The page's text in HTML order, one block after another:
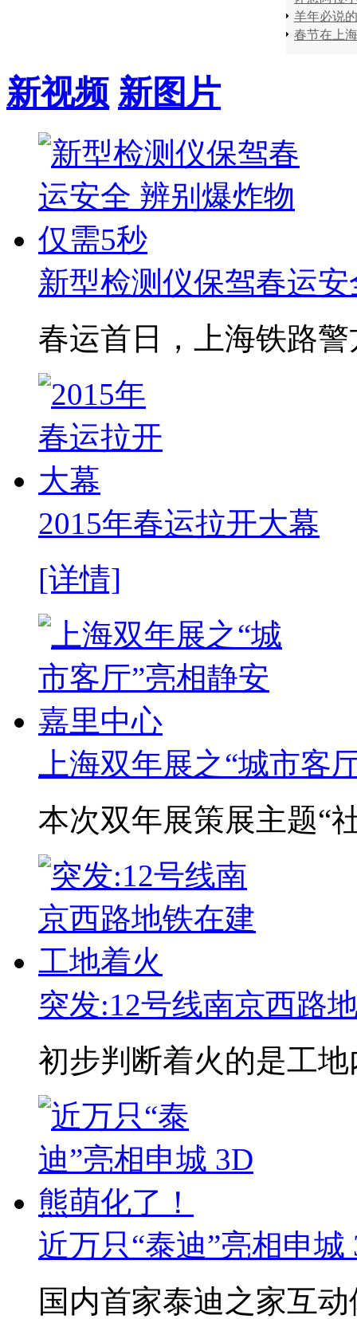
羊年必说
新视频 新图片
新型检测仪保驾春运
春运首日，上海铁路
2015年春运拉开大幕
[详情]
上海双年展之“城市客
本次双年展策展主题“
突发:12号线南京西路
初步判断着火的是工
近万只“泰迪”亮相申
国内首家泰迪之家互